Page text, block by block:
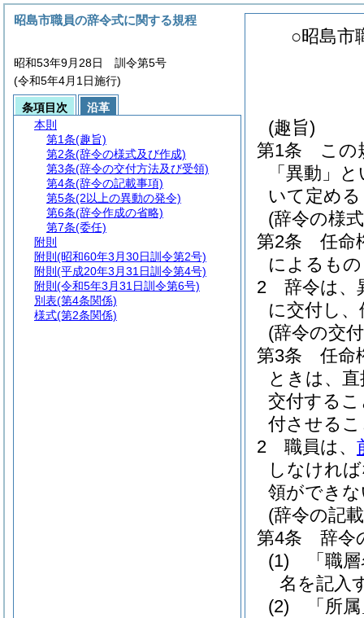
○昭島市
(趣旨)
第1条
この
「異動」
いて定め
(辞令の様
第2条
任命
によるも
2
辞令は、
に交付し
(辞令の交
第3条
任命
ときは、
交付する
付させる
2
職員は、
しなけれ
領ができ
(辞令の記
第4条
辞令
(1)
「職
名を記入
(2)
「所
昭島市職員の辞令式に関する規程
昭和53年9月28日 訓令第5号
(令和5年4月1日施行)
条項目次
沿革
本則
第1条(趣旨)
第2条(辞令の様式及び作成)
第3条(辞令の交付方法及び受領)
第4条(辞令の記載事項)
第5条(2以上の異動の発令)
第6条(辞令作成の省略)
第7条(委任)
附則
附則 (昭和60年3月30日訓令第2号)
附則 (平成20年3月31日訓令第4号)
附則 (令和5年3月31日訓令第6号)
別表(第4条関係)
様式(第2条関係)